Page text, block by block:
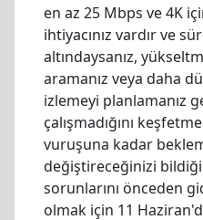
en az 25 Mbps ve 4K
ihtiyacınız vardır ve
altındaysanız,
aramanız veya daha
izlemeyi planlamanız
çalışmadığını
vuruşuna kadar
değiştireceğinizi
sorunlarını önceden
olmak için 11